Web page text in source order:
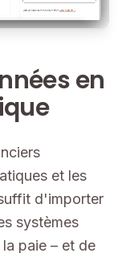
en
et les
d'importer
systèmes
paie – et de